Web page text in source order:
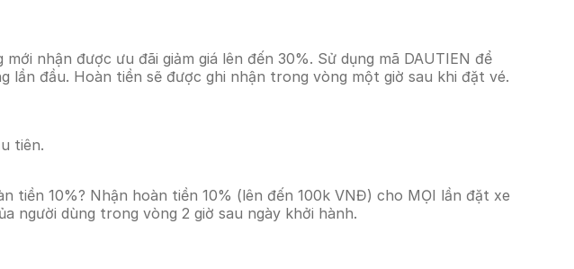
nhận được ưu đãi giảm giá lên đến 30%. Sử dụng mã DAUTIEN để
lần đầu. Hoàn tiền sẽ được ghi nhận trong vòng một giờ sau khi đặt vé.
tiên.
tiền 10%? Nhận hoàn tiền 10% (lên đến 100k VNĐ) cho MỌI lần đặt xe
người dùng trong vòng 2 giờ sau ngày khởi hành.